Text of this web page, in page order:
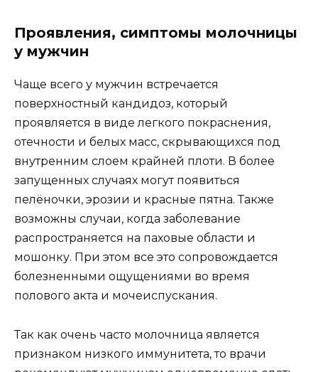
Проявления, симптомы молочницы
у мужчин
Чаще всего у мужчин встречается
поверхностный кандидоз, который
проявляется в виде легкого покраснения,
отечности и белых масс, скрывающихся под
внутренним слоем крайней плоти. В более
запущенных случаях могут появиться
пелёночки, эрозии и красные пятна. Также
возможны случаи, когда заболевание
распространяется на паховые области и
мошонку. При этом все это сопровождается
болезненными ощущениями во время
полового акта и мочеиспускания.
Так как очень часто молочница является
признаком низкого иммунитета, то врачи